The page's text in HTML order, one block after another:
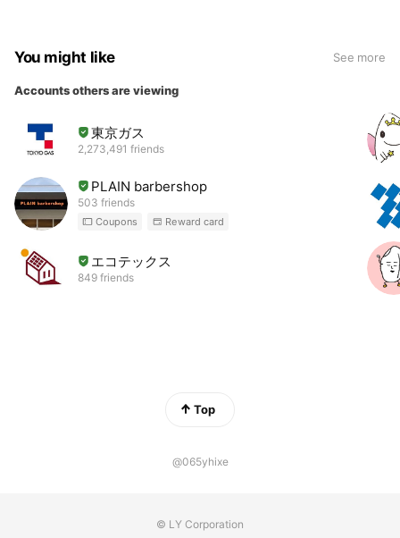
You might like See more
Accounts others are viewing
東京ガス
2,273,491 friends
PLAIN barbershop
503 friends
Coupons Reward card
エコテックス
849 friends
Top
@065yhixe
© LY Corporation